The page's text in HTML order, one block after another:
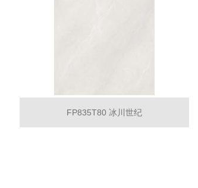
FP835T80 冰川世纪